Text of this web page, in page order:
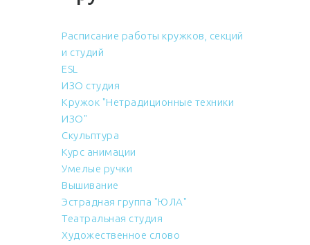
Расписание работы кружков, секций
и студий
ESL
ИЗО студия
Кружок "Нетрадиционные техники
ИЗО"
Скульптура
Курс анимации
Умелые ручки
Вышивание
Эстрадная группа "ЮЛА"
Театральная студия
Художественное слово